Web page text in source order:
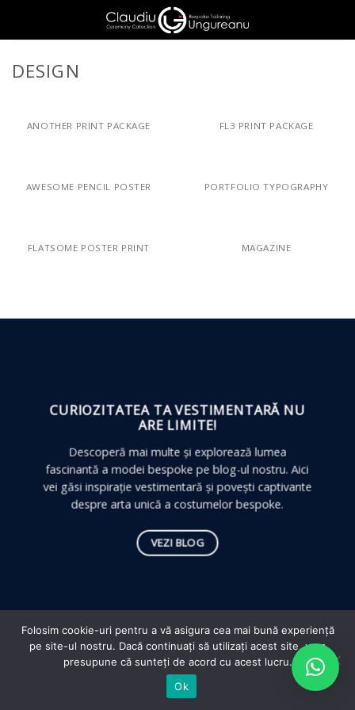
DESIGN
ANOTHER PRINT PACKAGE FL3 PRINT PACKAGE
AWESOME PENCIL POSTER PORTFOLIO TYPOGRAPHY
FLATSOME POSTER PRINT MAGAZINE
CURIOZITATEA TA VESTIMENTARĂ NU
ARE LIMITE!
Descoperă mai multe și explorează lumea
fascinantă a modei bespoke pe blog-ul nostru. Aici
vei găsi inspirație vestimentară și povești captivante
despre arta unică a costumelor bespoke.
VEZI BLOG
Copyright 2026 © Claudiu Ungureanu
Folosim cookie-uri pentru a vă asigura cea mai bună experiență
pe site-ul nostru. Dacă continuați să utilizați acest site, vom
presupune că sunteți de acord cu acest lucru.
Ok